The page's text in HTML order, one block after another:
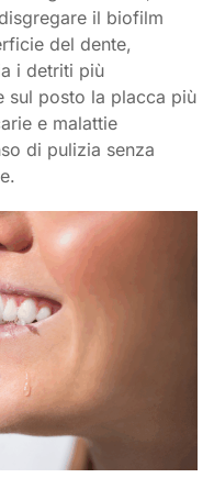
il biofilm
del dente,
i detriti più
sul posto la placca più
e malattie
di pulizia senza